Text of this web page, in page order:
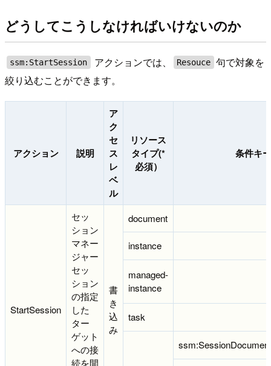
どうしてこうしなければいけないのか
ssm:StartSession アクションでは、 Resouce 句で対象を
絞り込むことができます。
アクション 説明
ア
ク
セ
ス
レ
ベ
ル
リソース
タイプ(*
必須）
条件キー
StartSession
セッ
ション
マネー
ジャー
セッ
ション
の指定
した
ター
ゲット
への接
続を開
書
き
込
み
document
instance
managed-
instance
task